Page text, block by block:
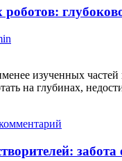
изученных
на глубинах,